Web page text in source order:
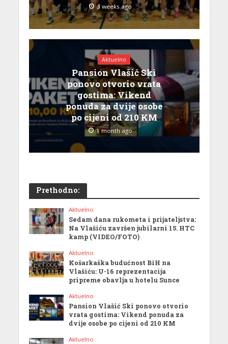
3 weeks ago
Aktuelno
Pansion Vlašić Ski
ponovo otvorio vrata
gostima: Vikend
ponuda za dvije osobe
po cijeni od 210 KM
1 month ago
Prethodno:
Aktuelno
Sedam dana rukometa i prijateljstva:
Na Vlašiću završen jubilarni 15. HTC
kamp (VIDEO/FOTO)
Aktuelno
Košarkaška budućnost BiH na
Vlašiću: U-16 reprezentacija
pripreme obavlja u hotelu Sunce
Aktuelno
Pansion Vlašić Ski ponovo otvorio
vrata gostima: Vikend ponuda za
dvije osobe po cijeni od 210 KM
Aktuelno